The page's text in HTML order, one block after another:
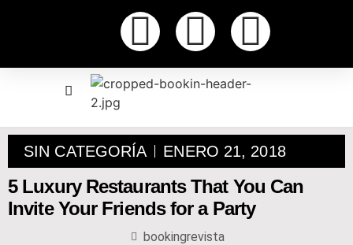
SIN CATEGORÍA ENERO 21, 2018
5 Luxury Restaurants That You Can
Invite Your Friends for a Party
bookingrevista